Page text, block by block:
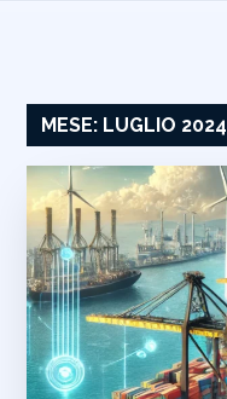
MESE: LUGLIO 2024